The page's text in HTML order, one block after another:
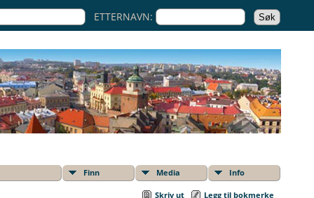
ETTERNAVN:
Finn Media Info
Skriv ut Legg til bokmerke